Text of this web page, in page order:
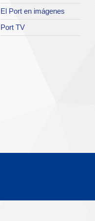
El Port en imágenes
Port TV